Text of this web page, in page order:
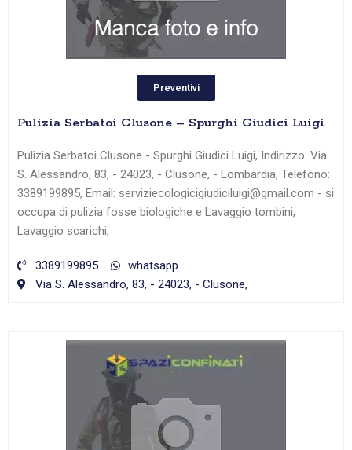
Preventivi
Pulizia Serbatoi Clusone – Spurghi Giudici Luigi
Pulizia Serbatoi Clusone - Spurghi Giudici Luigi, Indirizzo: Via
S. Alessandro, 83, - 24023, - Clusone, - Lombardia, Telefono:
3389199895, Email: serviziecologicigiudiciluigi@gmail.com - si
occupa di pulizia fosse biologiche e Lavaggio tombini,
Lavaggio scarichi,
3389199895
whatsapp
Via S. Alessandro, 83, - 24023, - Clusone,